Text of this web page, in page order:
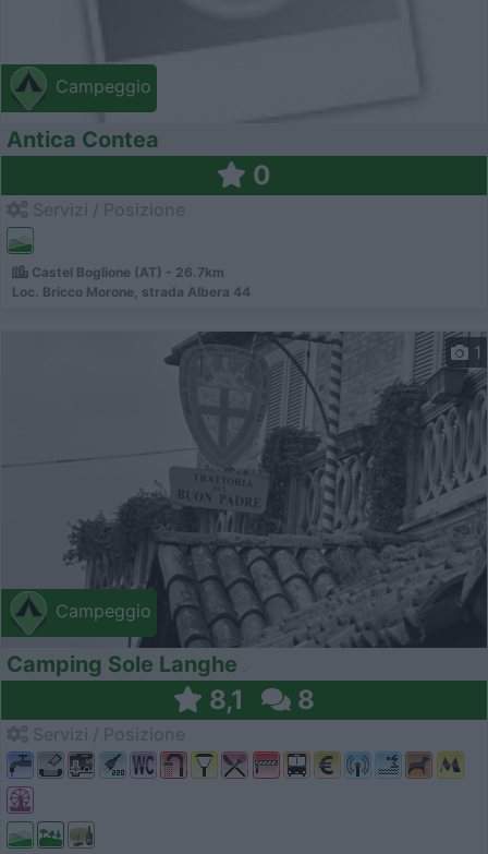
Campeggio
Antica Contea
0
Castel Boglione (AT) - 26.7km
Loc. Bricco Morone, strada Albera 44
Campeggio
1
Camping Sole Langhe
8,1 8